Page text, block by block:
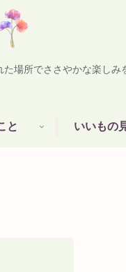
所でささやかな楽しみ
と いいもの